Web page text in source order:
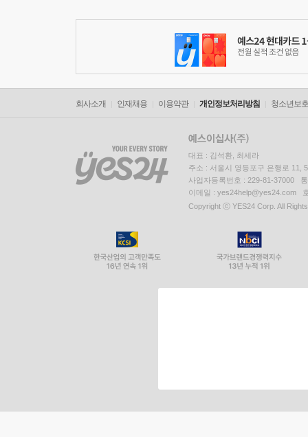
회사소개 인재채용 이용약관 개인정보처리방침 청소년보
대표 : 김석환, 최세라
주소 : 서울시 영등포구 은행로 11,
사업자등록번호 : 229-81-37000
이메일 : yes24help@yes24.com
Copyright ⓒ YES24 Corp. All